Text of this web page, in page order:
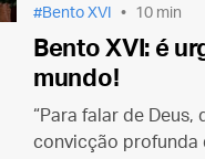
Bento XVI 10 min
Bento XVI: é
mundo!
“Para falar de Deus,
convicção profunda